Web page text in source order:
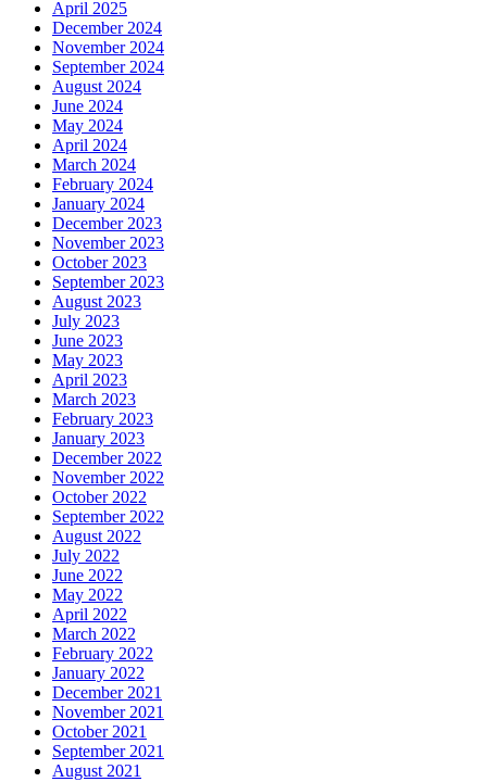
April 2025
December 2024
November 2024
September 2024
August 2024
June 2024
May 2024
April 2024
March 2024
February 2024
January 2024
December 2023
November 2023
October 2023
September 2023
August 2023
July 2023
June 2023
May 2023
April 2023
March 2023
February 2023
January 2023
December 2022
November 2022
October 2022
September 2022
August 2022
July 2022
June 2022
May 2022
April 2022
March 2022
February 2022
January 2022
December 2021
November 2021
October 2021
September 2021
August 2021